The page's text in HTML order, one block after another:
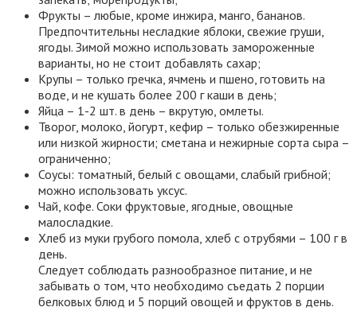
Фрукты – любые, кроме инжира, манго, бананов.
Предпочтительны несладкие яблоки, свежие груши,
ягоды. Зимой можно использовать замороженные
варианты, но не стоит добавлять сахар;
Крупы – только гречка, ячмень и пшено, готовить на
воде, и не кушать более 200 г каши в день;
Яйца – 1-2 шт. в день – вкрутую, омлеты.
Творог, молоко, йогурт, кефир – только обезжиренные
или низкой жирности; сметана и нежирные сорта сыра –
ограниченно;
Соусы: томатный, белый с овощами, слабый грибной;
можно использовать уксус.
Чай, кофе. Соки фруктовые, ягодные, овощные
малосладкие.
Хлеб из муки грубого помола, хлеб с отрубями – 100 г в
день.
Следует соблюдать разнообразное питание, и не
забывать о том, что необходимо съедать 2 порции
белковых блюд и 5 порций овощей и фруктов в день.